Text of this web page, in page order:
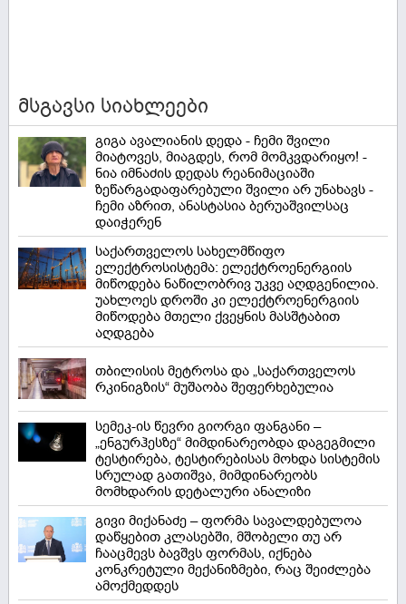
მსგავსი სიახლეები
გიგა ავალიანის დედა - ჩემი შვილი
მიატოვეს, მიაგდეს, რომ მომკვდარიყო! -
ნია იმნაძის დედას რეანიმაციაში
ზეწარგადაფარებული შვილი არ უნახავს -
ჩემი აზრით, ანასტასია ბერუაშვილსაც
დაიჭერენ
საქართველოს სახელმწიფო
ელექტროსისტემა: ელექტროენერგიის
მიწოდება ნაწილობრივ უკვე აღდგენილია.
უახლოეს დროში კი ელექტროენერგიის
მიწოდება მთელი ქვეყნის მასშტაბით
აღდგება
თბილისის მეტროსა და „საქართველოს
რკინიგზის“ მუშაობა შეფერხებულია
სემეკ-ის წევრი გიორგი ფანგანი –
„ენგურჰესზე“ მიმდინარეობდა დაგეგმილი
ტესტირება, ტესტირებისას მოხდა სისტემის
სრულად გათიშვა, მიმდინარეობს
მომხდარის დეტალური ანალიზი
გივი მიქანაძე – ფორმა სავალდებულოა
დაწყებით კლასებში, მშობელი თუ არ
ჩააცმევს ბავშვს ფორმას, იქნება
კონკრეტული მექანიზმები, რაც შეიძლება
ამოქმედდეს